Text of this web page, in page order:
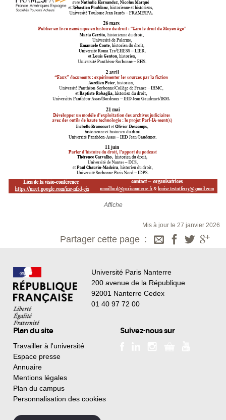
Affiche
Mis à jour le 27 janvier 2026
Partager cette page
Université Paris Nanterre
200 avenue de la République
92001 Nanterre Cedex
01 40 97 72 00
Plan du site
Travailler à l'université
Espace presse
Annuaire
Mentions légales
Plan du campus
Personnalisation des cookies
Suivez-nous sur